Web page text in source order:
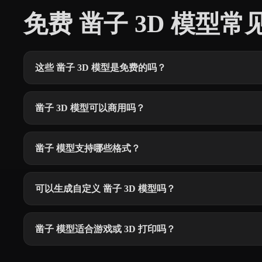
免费 凿子 3D 模型常
这些 凿子 3D 模型是免费的吗？
凿子 3D 模型可以商用吗？
凿子 模型支持哪些格式？
可以生成自定义 凿子 3D 模型吗？
凿子 模型适合游戏或 3D 打印吗？